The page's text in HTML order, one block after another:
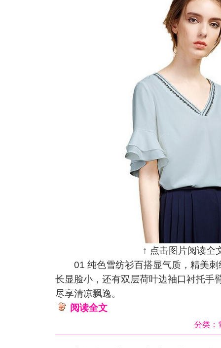
↑ 点击图片阅读全
01 纯色雪纺衫百搭显气质，精美刺
长显脸小，还有双层荷叶边袖口衬托手
尽享清凉飘逸。
阅读全文
分类：